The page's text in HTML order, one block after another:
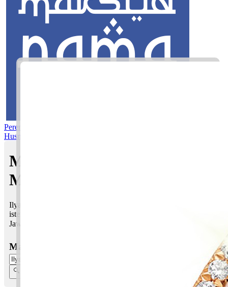
Perempuan
Husna
Maksud nama Ilya Sarah |
Maksud Nama dalam Islam
Ilya Sarah bermaksud Mulia, lebih tinggi; Menyenangkan, nama
isteri Nabi Ibrahim AS
Jawi:
Masukkan Nama: